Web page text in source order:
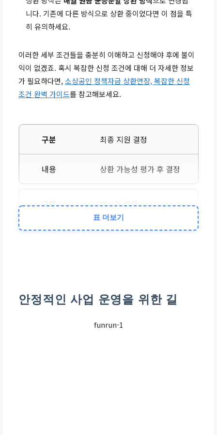
니다. 기존에 다른 방식으로 상환 중이었다면 이 점을 특
히 유의하세요.
이러한 세부 조건들을 충분히 이해하고 신청해야 후에 불이
익이 없겠죠. 혹시 복잡한 신청 조건에 대해 더 자세한 정보
가 필요하다면,소상공인 정책자금 상환연장, 복잡한 신청
조건 완벽 가이드를 참고해보세요.
최종 지원 결정
상환 가능성 평가 후 결정
재신청 제한
부결·취소 시 3개월간 불가
상환 기간 연장으로 인해
표 더보기
안정적인 사업 운영을 위한 길
funrun-1